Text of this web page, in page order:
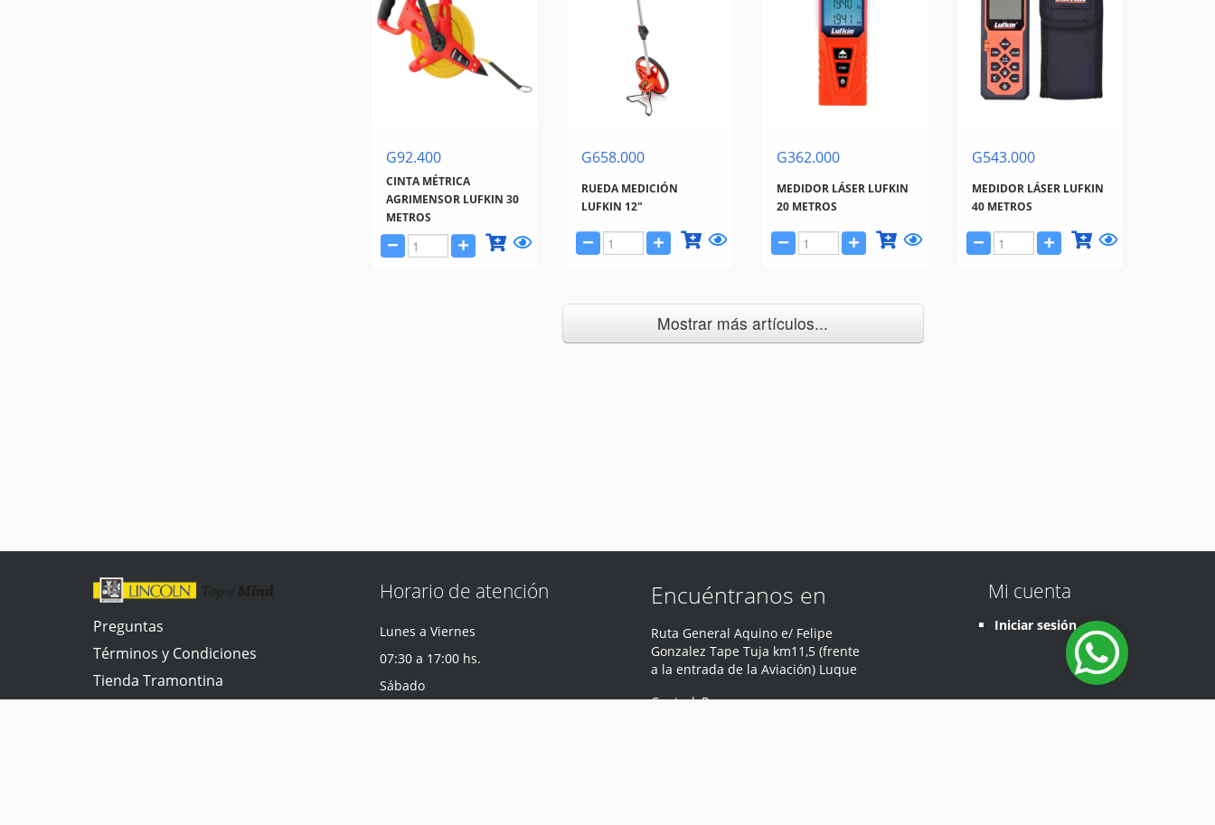
G92.400
CINTA MÉTRICA
AGRIMENSOR LUFKIN 30
METROS
G658.000
RUEDA MEDICIÓN
LUFKIN 12"
G362.000
MEDIDOR LÁSER LUFKIN
20 METROS
G543.000
MEDIDOR LÁSER LUFKIN
40 METROS
Mostrar más artículos...
Preguntas
Términos y Condiciones
Tienda Tramontina
Horario de atención
Lunes a Viernes
07:30 a 17:00 hs.
Sábado
Encuéntranos en
Ruta General Aquino e/ Felipe
Gonzalez Tape Tuja km11,5 (frente
a la entrada de la Aviación) Luque
Central,Paraguay
Mi cuenta
Iniciar sesión